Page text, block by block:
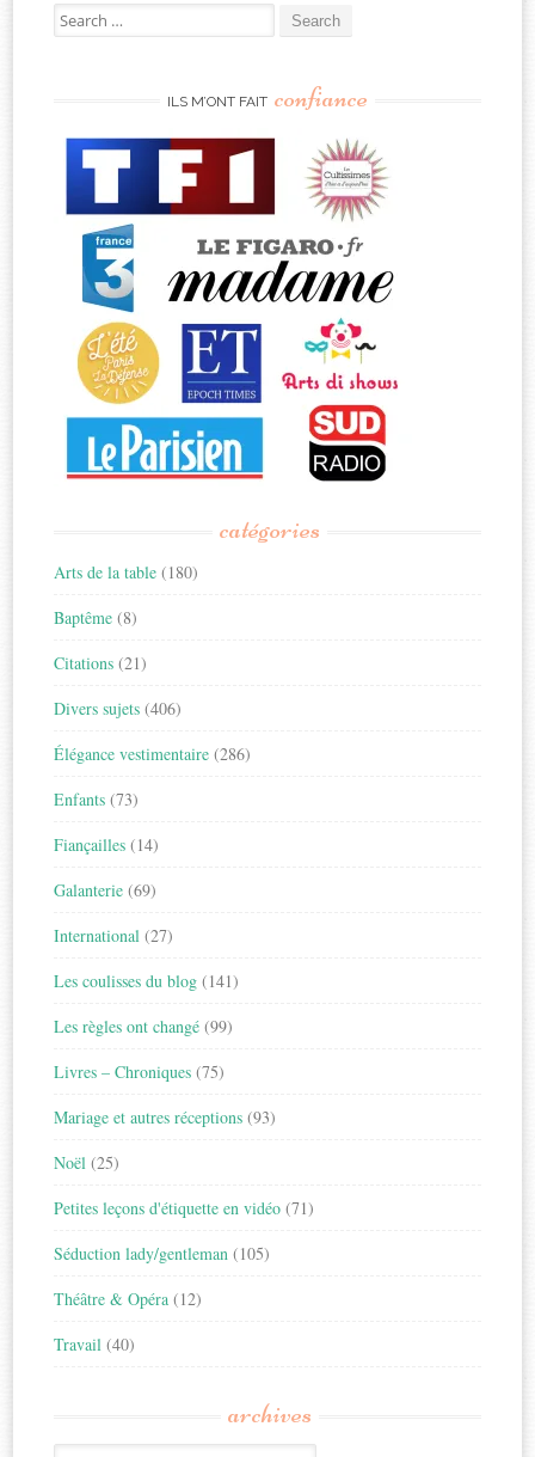
Search
for:
ILS M’ONT FAIT confiance
catégories
Arts de la table (180)
Baptême (8)
Citations (21)
Divers sujets (406)
Élégance vestimentaire (286)
Enfants (73)
Fiançailles (14)
Galanterie (69)
International (27)
Les coulisses du blog (141)
Les règles ont changé (99)
Livres – Chroniques (75)
Mariage et autres réceptions (93)
Noël (25)
Petites leçons d'étiquette en vidéo (71)
Séduction lady/gentleman (105)
Théâtre & Opéra (12)
Travail (40)
archives